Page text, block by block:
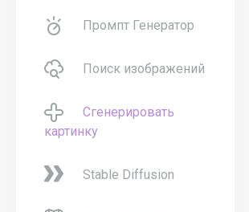
Промпт Генератор
Поиск изображений
Сгенерировать
картинку
Stable Diffusion